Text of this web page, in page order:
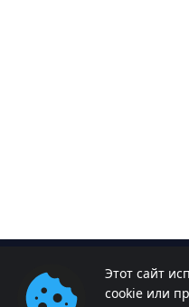
Этот сайт
cookie или